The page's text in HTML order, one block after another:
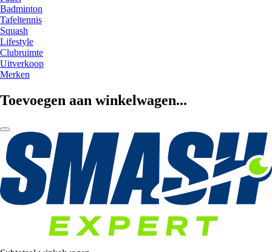
Badminton
Tafeltennis
Squash
Lifestyle
Clubruimte
Uitverkoop
Merken
Toevoegen aan winkelwagen...